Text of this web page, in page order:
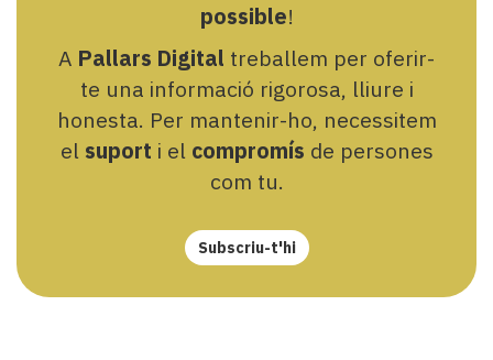
possible!
A Pallars Digital treballem per oferir-
te una informació rigorosa, lliure i
honesta. Per mantenir-ho, necessitem
el suport i el compromís de persones
com tu.
Subscriu-t'hi